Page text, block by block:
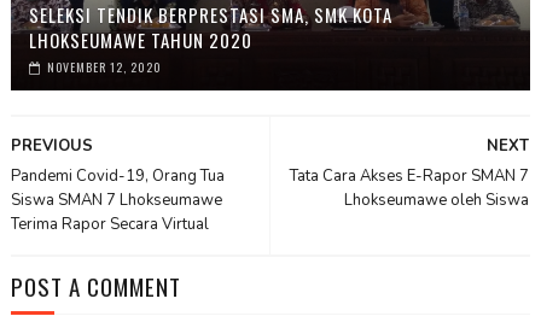
SELEKSI TENDIK BERPRESTASI SMA, SMK KOTA
LHOKSEUMAWE TAHUN 2020
NOVEMBER 12, 2020
NEXT
Tata Cara Akses E-Rapor SMAN 7
Lhokseumawe oleh Siswa
PREVIOUS
Pandemi Covid-19, Orang Tua
Siswa SMAN 7 Lhokseumawe
Terima Rapor Secara Virtual
POST A COMMENT